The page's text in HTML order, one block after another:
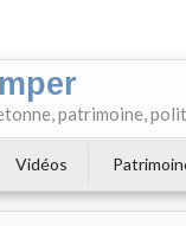
patrimoine,
Vidéos